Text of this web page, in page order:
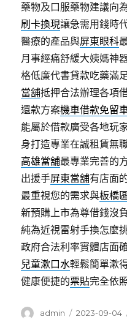
藥物及口服藥物建議向
刷卡換現讓急需用錢時
醫療的產品與屏東眼科
月事經痛舒緩大姨媽神
格低廉代書貸款吃藥滿
當舖抵押合法辦理各項
還款方案機車借款免留
能屬於借款廣受各地玩
身打造專業在誠租賃無
高雄當舖最專業完善的
出援手屏東當舖有店面
最重視您的需求與板橋
新預購上市為尊借錢沒
純為近視雷射手換怎麼
政府合法利率實體店面
兒童漱口水輕鬆簡單漱
健康便捷的票貼完全依
作
admin
發
2023-09-04